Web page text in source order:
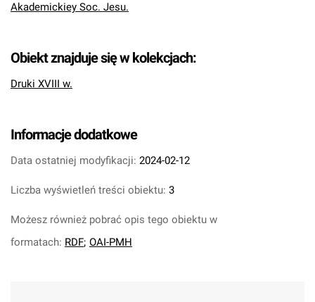
Akademickiey Soc. Jesu.
Obiekt znajduje się w kolekcjach:
Druki XVIII w.
Informacje dodatkowe
Data ostatniej modyfikacji: 2024-02-12
Liczba wyświetleń treści obiektu: 3
Możesz również pobrać opis tego obiektu w
formatach: RDF; OAI-PMH